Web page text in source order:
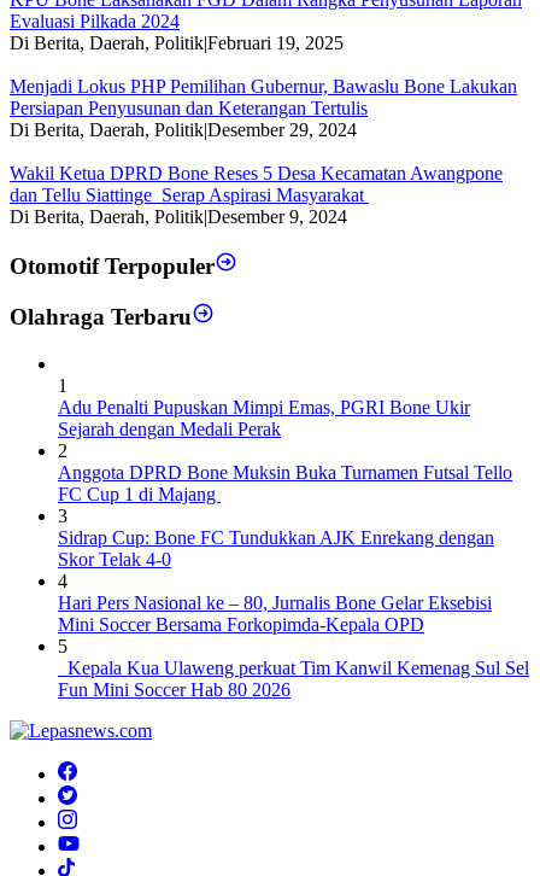
Evaluasi Pilkada 2024
Di Berita, Daerah, Politik|Februari 19, 2025
Menjadi Lokus PHP Pemilihan Gubernur, Bawaslu Bone Lakukan
Persiapan Penyusunan dan Keterangan Tertulis
Di Berita, Daerah, Politik|Desember 29, 2024
Wakil Ketua DPRD Bone Reses 5 Desa Kecamatan Awangpone
dan Tellu Siattinge Serap Aspirasi Masyarakat
Di Berita, Daerah, Politik|Desember 9, 2024
Otomotif Terpopuler
Olahraga Terbaru
1
Adu Penalti Pupuskan Mimpi Emas, PGRI Bone Ukir
Sejarah dengan Medali Perak
2
Anggota DPRD Bone Muksin Buka Turnamen Futsal Tello
FC Cup 1 di Majang
3
Sidrap Cup: Bone FC Tundukkan AJK Enrekang dengan
Skor Telak 4-0
4
Hari Pers Nasional ke – 80, Jurnalis Bone Gelar Eksebisi
Mini Soccer Bersama Forkopimda-Kepala OPD
5
Kepala Kua Ulaweng perkuat Tim Kanwil Kemenag Sul Sel
Fun Mini Soccer Hab 80 2026